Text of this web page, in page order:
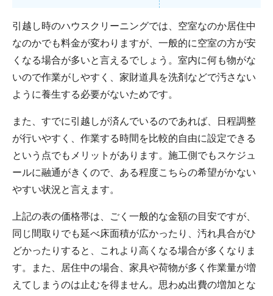
引越し時のハウスクリーニングでは、空室なのか居住中
なのかでも料金が変わりますが、一般的に空室の方が安
くなる場合が多いと言えるでしょう。室内に何も物がな
いので作業がしやすく、家財道具を洗剤などで汚さない
ように養生する必要がないためです。
また、すでに引越しが済んでいるのであれば、日程調整
が行いやすく、作業する時間を比較的自由に設定できる
という点でもメリットがあります。施工側でもスケジュ
ールに融通がきくので、ある程度こちらの希望がかない
やすい状況と言えます。
上記の表の価格帯は、ごく一般的な金額の目安ですが、
同じ間取りでも延べ床面積が広かったり、汚れ具合がひ
どかったりすると、これより高くなる場合が多くなりま
す。また、居住中の場合、家具や荷物が多く作業量が増
えてしまうのは止むを得ません。思わぬ出費の増加とな